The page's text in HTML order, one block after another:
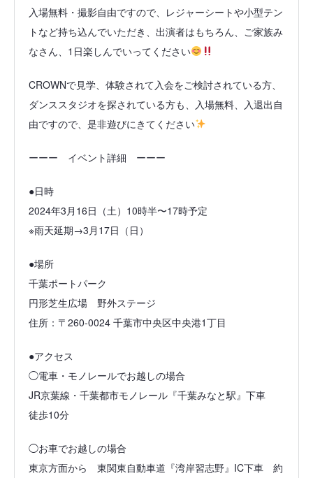
入場無料・撮影自由ですので、レジャーシートや小型テン
トなど持ち込んでいただき、出演者はもちろん、ご家族み
なさん、1日楽しんでいってください
CROWNで見学、体験されて入会をご検討されている方、
ダンススタジオを探されている方も、入場無料、入退出自
由ですので、是非遊びにきてください
ーーー イベント詳細 ーーー
●日時
2024年3月16日（土）10時半〜17時予定
※雨天延期→3月17日（日）
●場所
千葉ポートパーク
円形芝生広場 野外ステージ
住所：〒260-0024 千葉市中央区中央港1丁目
●アクセス
◯電車・モノレールでお越しの場合
JR京葉線・千葉都市モノレール『千葉みなと駅』下車
徒歩10分
◯お車でお越しの場合
東京方面から 東関東自動車道『湾岸習志野』IC下車 約